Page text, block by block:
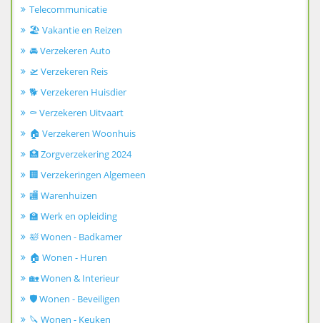
Telecommunicatie
🏖️ Vakantie en Reizen
🚘 Verzekeren Auto
🛫 Verzekeren Reis
🐕 Verzekeren Huisdier
⚰️ Verzekeren Uitvaart
🏠 Verzekeren Woonhuis
🏥 Zorgverzekering 2024
🏢 Verzekeringen Algemeen
🏬 Warenhuizen
🏫 Werk en opleiding
🛀 Wonen - Badkamer
🏠 Wonen - Huren
🏡 Wonen & Interieur
🛡️ Wonen - Beveiligen
🔪 Wonen - Keuken